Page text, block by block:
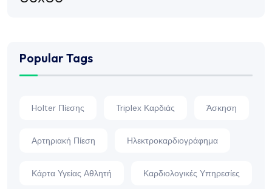
Popular Tags
Holter Πίεσης Triplex Καρδιάς Άσκηση
Αρτηριακή Πίεση Ηλεκτροκαρδιογράφημα
Κάρτα Υγείας Αθλητή Καρδιολογικές Υπηρεσίες